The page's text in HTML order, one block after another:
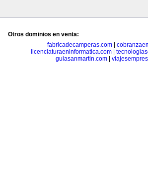
Otros dominios en venta:
fabricadecamperas.com
licenciaturaeninformatica.com|
guiasanmartin.com|